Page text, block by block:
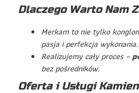
Dlaczego Warto Nam
Merkam to nie tylko
pasja i perfekcja wykonania.
Realizujemy cały proces –
bez pośredników.
Oferta i Usługi